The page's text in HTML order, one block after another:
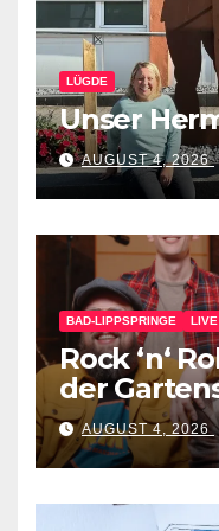
LÜGDE
Unser
AUGUST 4, 2026
BAD-LIPPSPRINGE LIVE
Rock ‘n‘
der
AUGUST 4, 2026